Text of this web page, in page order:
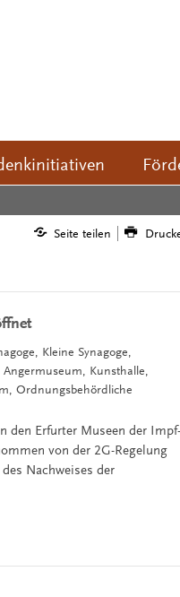
Seite teilen
Kleine Synagoge,
Kunsthalle,
Ordnungsbehördliche
den Erfurter Museen der Impf-
von der 2G-Regelung
Nachweises der